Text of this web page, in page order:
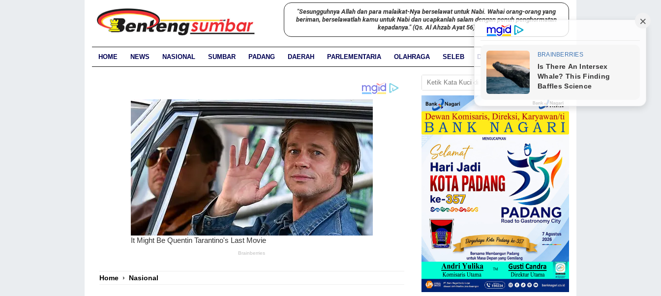
"Sesungguhnya Allah dan para malaikat-Nya berselawat untuk Nabi. Wahai orang-orang yang
beriman, berselawatlah kamu untuk Nabi dan ucapkanlah salam dengan penuh penghormatan
kepadanya." (Qs. Al Ahzab Ayat 56)
HOME NEWS NASIONAL SUMBAR PADANG DAERAH PARLEMENTARIA OLAHRAGA SELEB DUNIA PARIWARA
Home › Nasional
GO